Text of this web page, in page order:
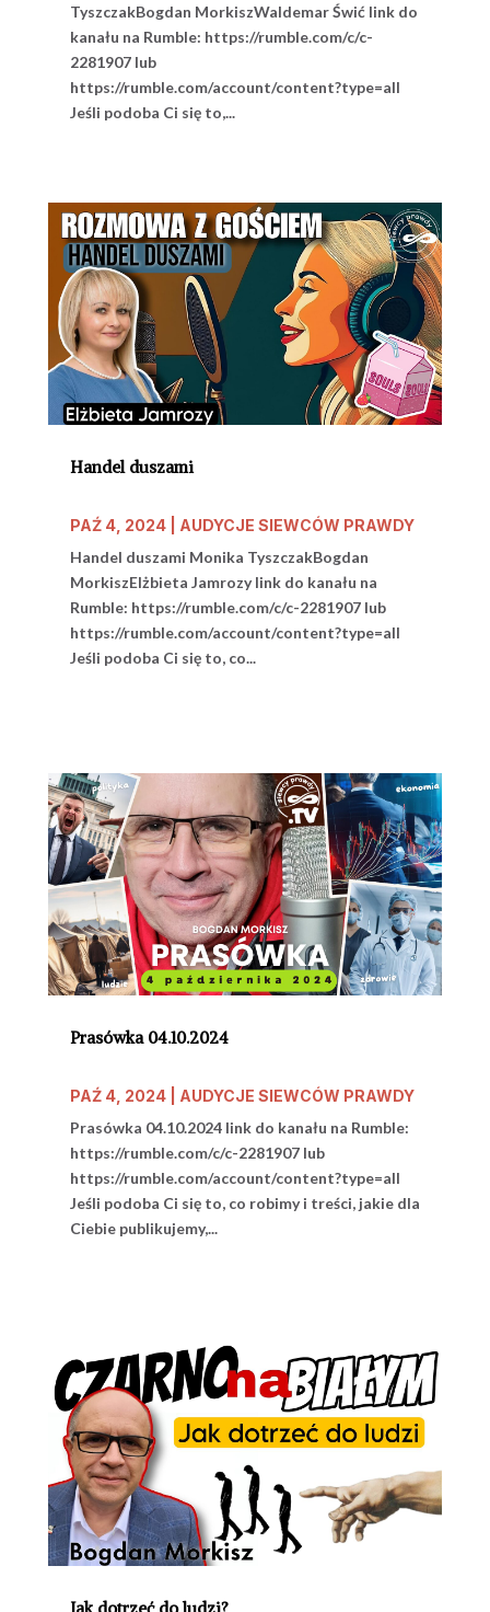
TyszczakBogdan MorkiszWaldemar Świć link do
kanału na Rumble: https://rumble.com/c/c-
2281907 lub
https://rumble.com/account/content?type=all
Jeśli podoba Ci się to,...
Handel duszami
PAŹ 4, 2024| AUDYCJE SIEWCÓW PRAWDY
Handel duszami Monika TyszczakBogdan
MorkiszElżbieta Jamrozy link do kanału na
Rumble: https://rumble.com/c/c-2281907 lub
https://rumble.com/account/content?type=all
Jeśli podoba Ci się to, co...
Prasówka 04.10.2024
PAŹ 4, 2024| AUDYCJE SIEWCÓW PRAWDY
Prasówka 04.10.2024 link do kanału na Rumble:
https://rumble.com/c/c-2281907 lub
https://rumble.com/account/content?type=all
Jeśli podoba Ci się to, co robimy i treści, jakie dla
Ciebie publikujemy,...
Jak dotrzeć do ludzi?